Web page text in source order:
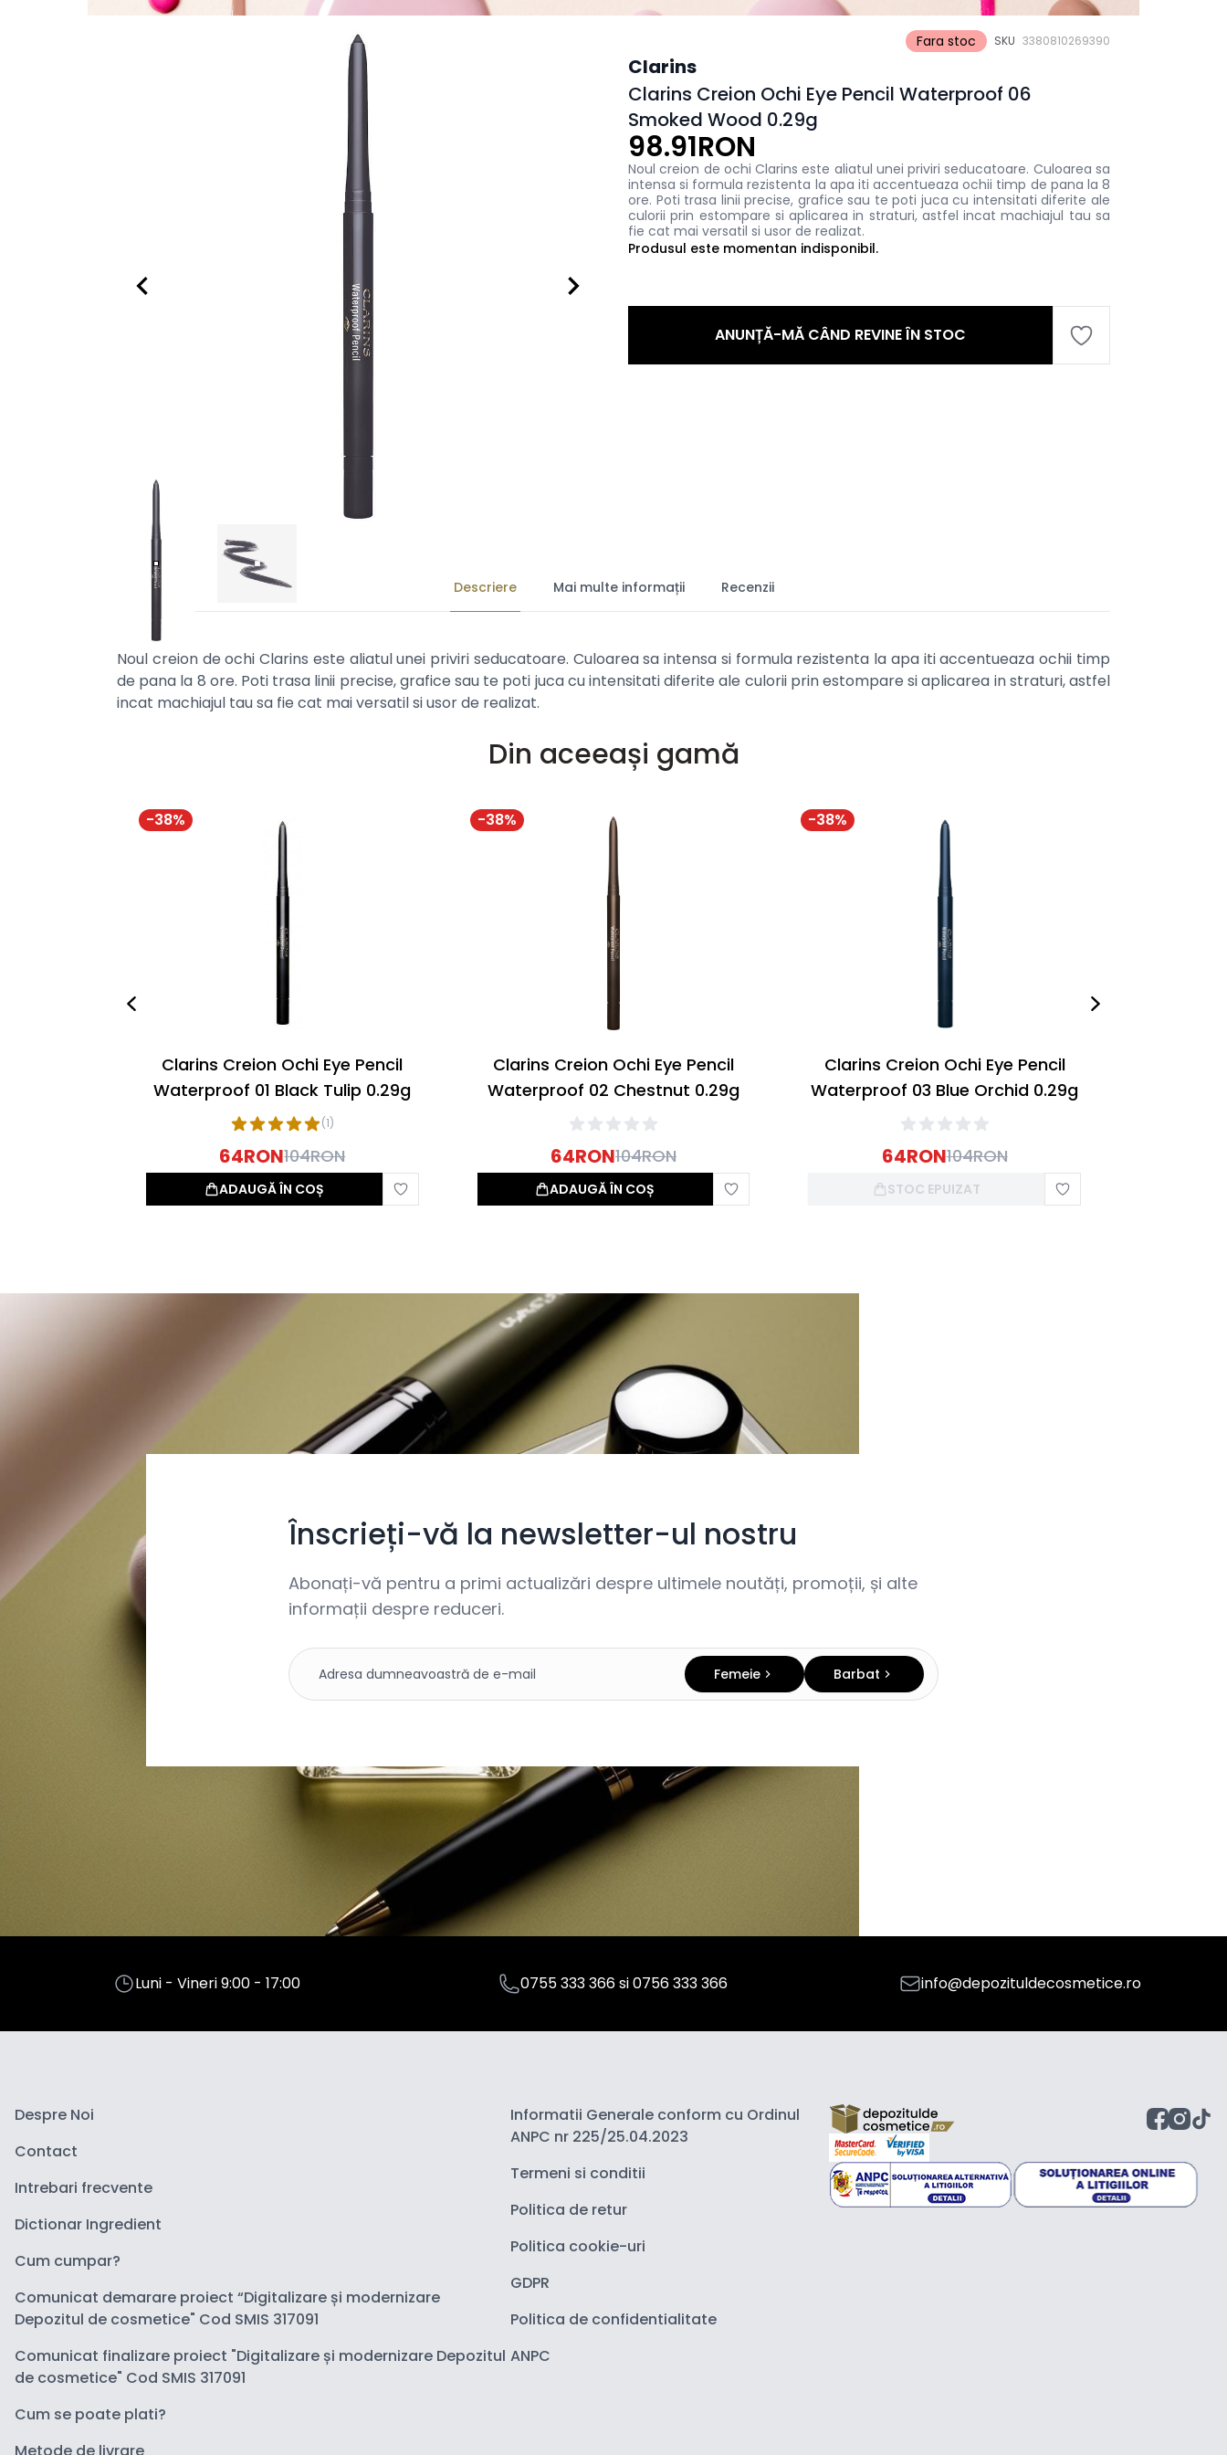
Fara stoc SKU 3380810269390
Clarins
Clarins Creion Ochi Eye Pencil Waterproof 06
Smoked Wood 0.29g
98.91RON
Noul creion de ochi Clarins este aliatul unei priviri seducatoare. Culoarea sa
intensa si formula rezistenta la apa iti accentueaza ochii timp de pana la 8
ore. Poti trasa linii precise, grafice sau te poti juca cu intensitati diferite ale
culorii prin estompare si aplicarea in straturi, astfel incat machiajul tau sa
fie cat mai versatil si usor de realizat.
Produsul este momentan indisponibil.
ANUNȚĂ-MĂ CÂND REVINE ÎN STOC
Descriere Mai multe informații Recenzii
Noul creion de ochi Clarins este aliatul unei priviri seducatoare. Culoarea sa intensa si formula rezistenta la apa iti accentueaza ochii timp
de pana la 8 ore. Poti trasa linii precise, grafice sau te poti juca cu intensitati diferite ale culorii prin estompare si aplicarea in straturi, astfel
incat machiajul tau sa fie cat mai versatil si usor de realizat.
Din aceeași gamă
-38%
Clarins Creion Ochi Eye Pencil
Waterproof 01 Black Tulip 0.29g
(1)
64RON104RON
ADAUGĂ ÎN COȘ
-38%
Clarins Creion Ochi Eye Pencil
Waterproof 02 Chestnut 0.29g
64RON104RON
ADAUGĂ ÎN COȘ
-38%
Clarins Creion Ochi Eye Pencil
Waterproof 03 Blue Orchid 0.29g
64RON104RON
STOC EPUIZAT
Înscrieți-vă la newsletter-ul nostru
Abonați-vă pentru a primi actualizări despre ultimele noutăți, promoții, și alte
informații despre reduceri.
Femeie Barbat
Luni - Vineri 9:00 - 17:00 0755 333 366si0756 333 366 info@depozituldecosmetice.ro
Despre Noi
Contact
Intrebari frecvente
Dictionar Ingredient
Cum cumpar?
Comunicat demarare proiect “Digitalizare și modernizare
Depozitul de cosmetice" Cod SMIS 317091
Comunicat finalizare proiect "Digitalizare și modernizare Depozitul
de cosmetice" Cod SMIS 317091
Cum se poate plati?
Informatii Generale conform cu Ordinul
ANPC nr 225/25.04.2023
Termeni si conditii
Politica de retur
Politica cookie-uri
GDPR
Politica de confidentialitate
ANPC